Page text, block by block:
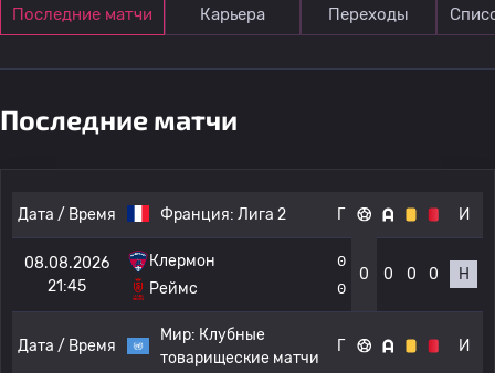
Последние матчи Карьера Переходы
Последние матчи
Дата / Время Франция: Лига 2 Г И
08.08.2026
21:45
Клермон
Реймс
0
0
0 0 0 0 Н
Дата / Время
Мир: Клубные
товарищеские матчи
Г И